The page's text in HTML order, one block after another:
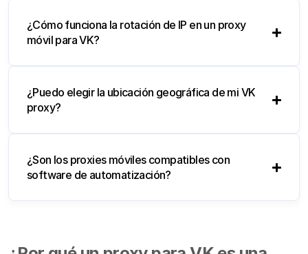
¿Cómo funciona la rotación de IP en un proxy
móvil para VK?
¿Puedo elegir la ubicación geográfica de mi VK
proxy?
¿Son los proxies móviles compatibles con
software de automatización?